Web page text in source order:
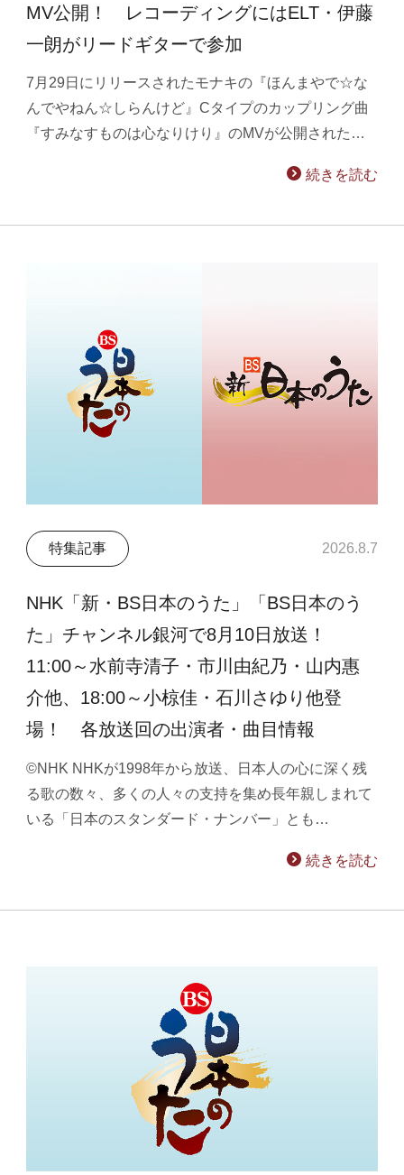
MV公開！ レコーディングにはELT・伊藤
一朗がリードギターで参加
7月29日にリリースされたモナキの『ほんまやで☆な
んでやねん☆しらんけど』Cタイプのカップリング曲
『すみなすものは心なりけり』のMVが公開された…
続きを読む
特集記事 2026.8.7
NHK「新・BS日本のうた」「BS日本のう
た」チャンネル銀河で8月10日放送！
11:00～水前寺清子・市川由紀乃・山内惠
介他、18:00～小椋佳・石川さゆり他登
場！ 各放送回の出演者・曲目情報
©NHK NHKが1998年から放送、日本人の心に深く残
る歌の数々、多くの人々の支持を集め長年親しまれて
いる「日本のスタンダード・ナンバー」とも…
続きを読む